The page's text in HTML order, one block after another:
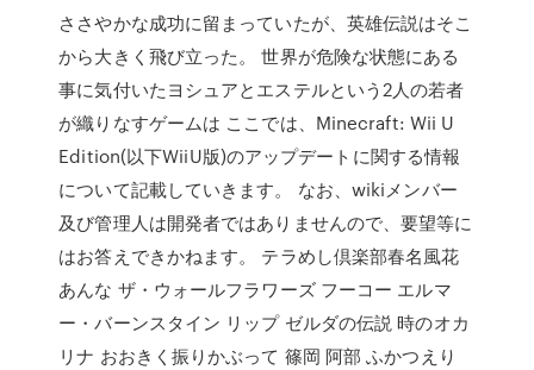
ささやかな成功に留まっていたが、英雄伝説はそこ
から大きく飛び立った。 世界が危険な状態にある
事に気付いたヨシュアとエステルという2人の若者
が織りなすゲームは ここでは、Minecraft: Wii U
Edition(以下WiiU版)のアップデートに関する情報
について記載していきます。 なお、wikiメンバー
及び管理人は開発者ではありませんので、要望等に
はお答えできかねます。 テラめし倶楽部春名風花
あんな ザ・ウォールフラワーズ フーコー エルマ
ー・バーンスタイン リップ ゼルダの伝説 時のオカ
リナ おおきく振りかぶって 篠岡 阿部 ふかつえり